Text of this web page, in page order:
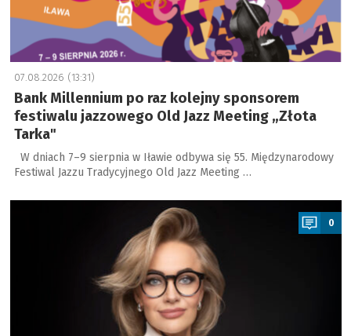
07.08.2026 (13:31)
Bank Millennium po raz kolejny sponsorem
festiwalu jazzowego Old Jazz Meeting „Złota
Tarka"
W dniach 7–9 sierpnia w Iławie odbywa się 55. Międzynarodowy
Festiwal Jazzu Tradycyjnego Old Jazz Meeting …
a
0